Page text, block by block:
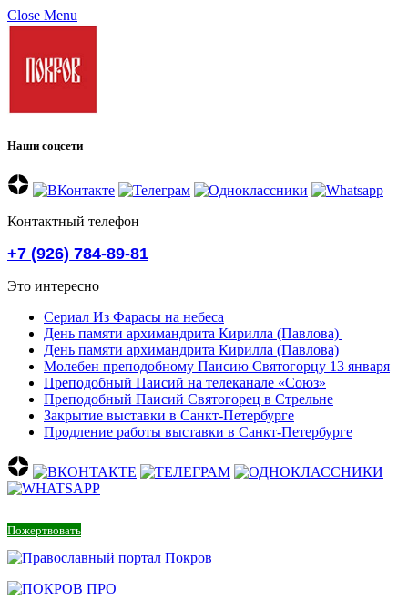
Close Menu
Наши соцсети
Контактный телефон
+7 (926) 784-89-81
Это интересно
Сериал Из Фарасы на небеса
День памяти архимандрита Кирилла (Павлова)
День памяти архимандрита Кирилла (Павлова)
Молебен преподобному Паисию Святогорцу 13 января
Преподобный Паисий на телеканале «Союз»
Преподобный Паисий Святогорец в Стрельне
Закрытие выставки в Санкт-Петербурге
Продление работы выставки в Санкт-Петербурге
Пожертвовать